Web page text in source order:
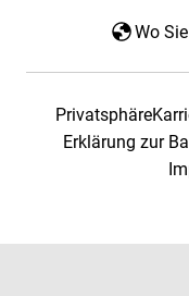
Wo
Privatsphäre
Erklärung zur